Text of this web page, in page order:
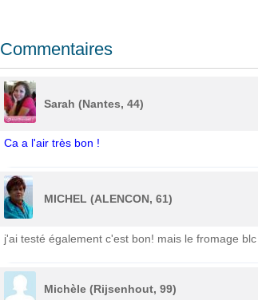
Commentaires
Sarah (Nantes, 44)
Ca a l'air très bon !
MICHEL (ALENCON, 61)
j'ai testé également c'est bon! mais le fromage
Michèle (Rijsenhout, 99)